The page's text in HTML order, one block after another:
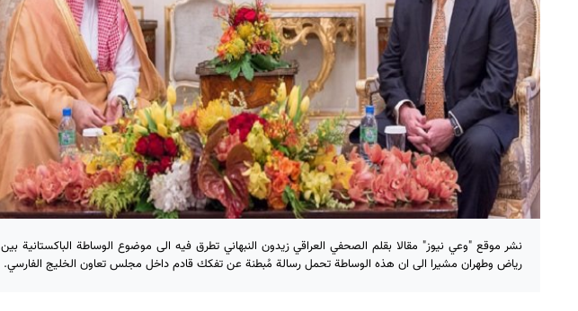
نشر موقع "وعي نيوز" مقالا بقلم الصحفي العراقي زيدون النبهاني تطرق فيه الى موضوع الوساطة الباکستانية بين
ریاض وطهران مشيرا الى ان هذه الوساطة تحمل رسالة مُبطنة عن تفكك قادم داخل مجلس تعاون الخليج الفارسي.